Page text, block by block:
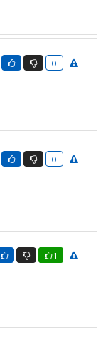
0
0
1